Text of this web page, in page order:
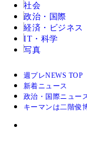
社会
政治・国際
経済・ビジネス
IT・科学
写真
週プレNEWS TOP
新着ニュース
政治・国際ニュー
キーマンは二階俊